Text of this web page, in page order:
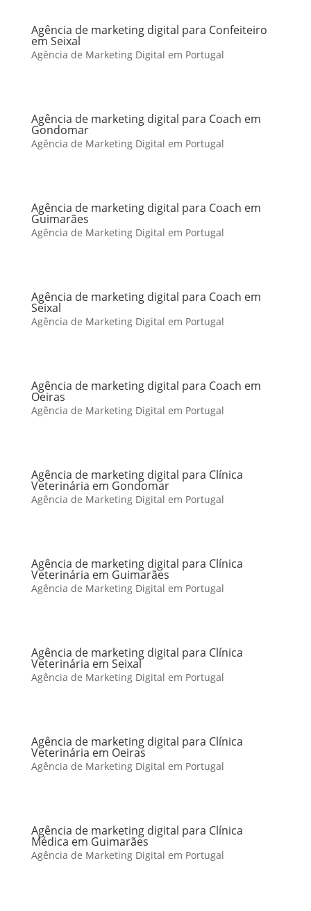
Agência de marketing digital para Confeiteiro
em Seixal
Agência de Marketing Digital em Portugal
Agência de marketing digital para Coach em
Gondomar
Agência de Marketing Digital em Portugal
Agência de marketing digital para Coach em
Guimarães
Agência de Marketing Digital em Portugal
Agência de marketing digital para Coach em
Seixal
Agência de Marketing Digital em Portugal
Agência de marketing digital para Coach em
Oeiras
Agência de Marketing Digital em Portugal
Agência de marketing digital para Clínica
Veterinária em Gondomar
Agência de Marketing Digital em Portugal
Agência de marketing digital para Clínica
Veterinária em Guimarães
Agência de Marketing Digital em Portugal
Agência de marketing digital para Clínica
Veterinária em Seixal
Agência de Marketing Digital em Portugal
Agência de marketing digital para Clínica
Veterinária em Oeiras
Agência de Marketing Digital em Portugal
Agência de marketing digital para Clínica
Médica em Guimarães
Agência de Marketing Digital em Portugal